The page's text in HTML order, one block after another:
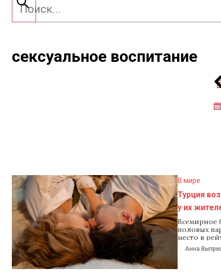
сексуальное воспитание
В мире
Турция
у их
Всемирное
половых
место в
Исландия.
среднем
Анна